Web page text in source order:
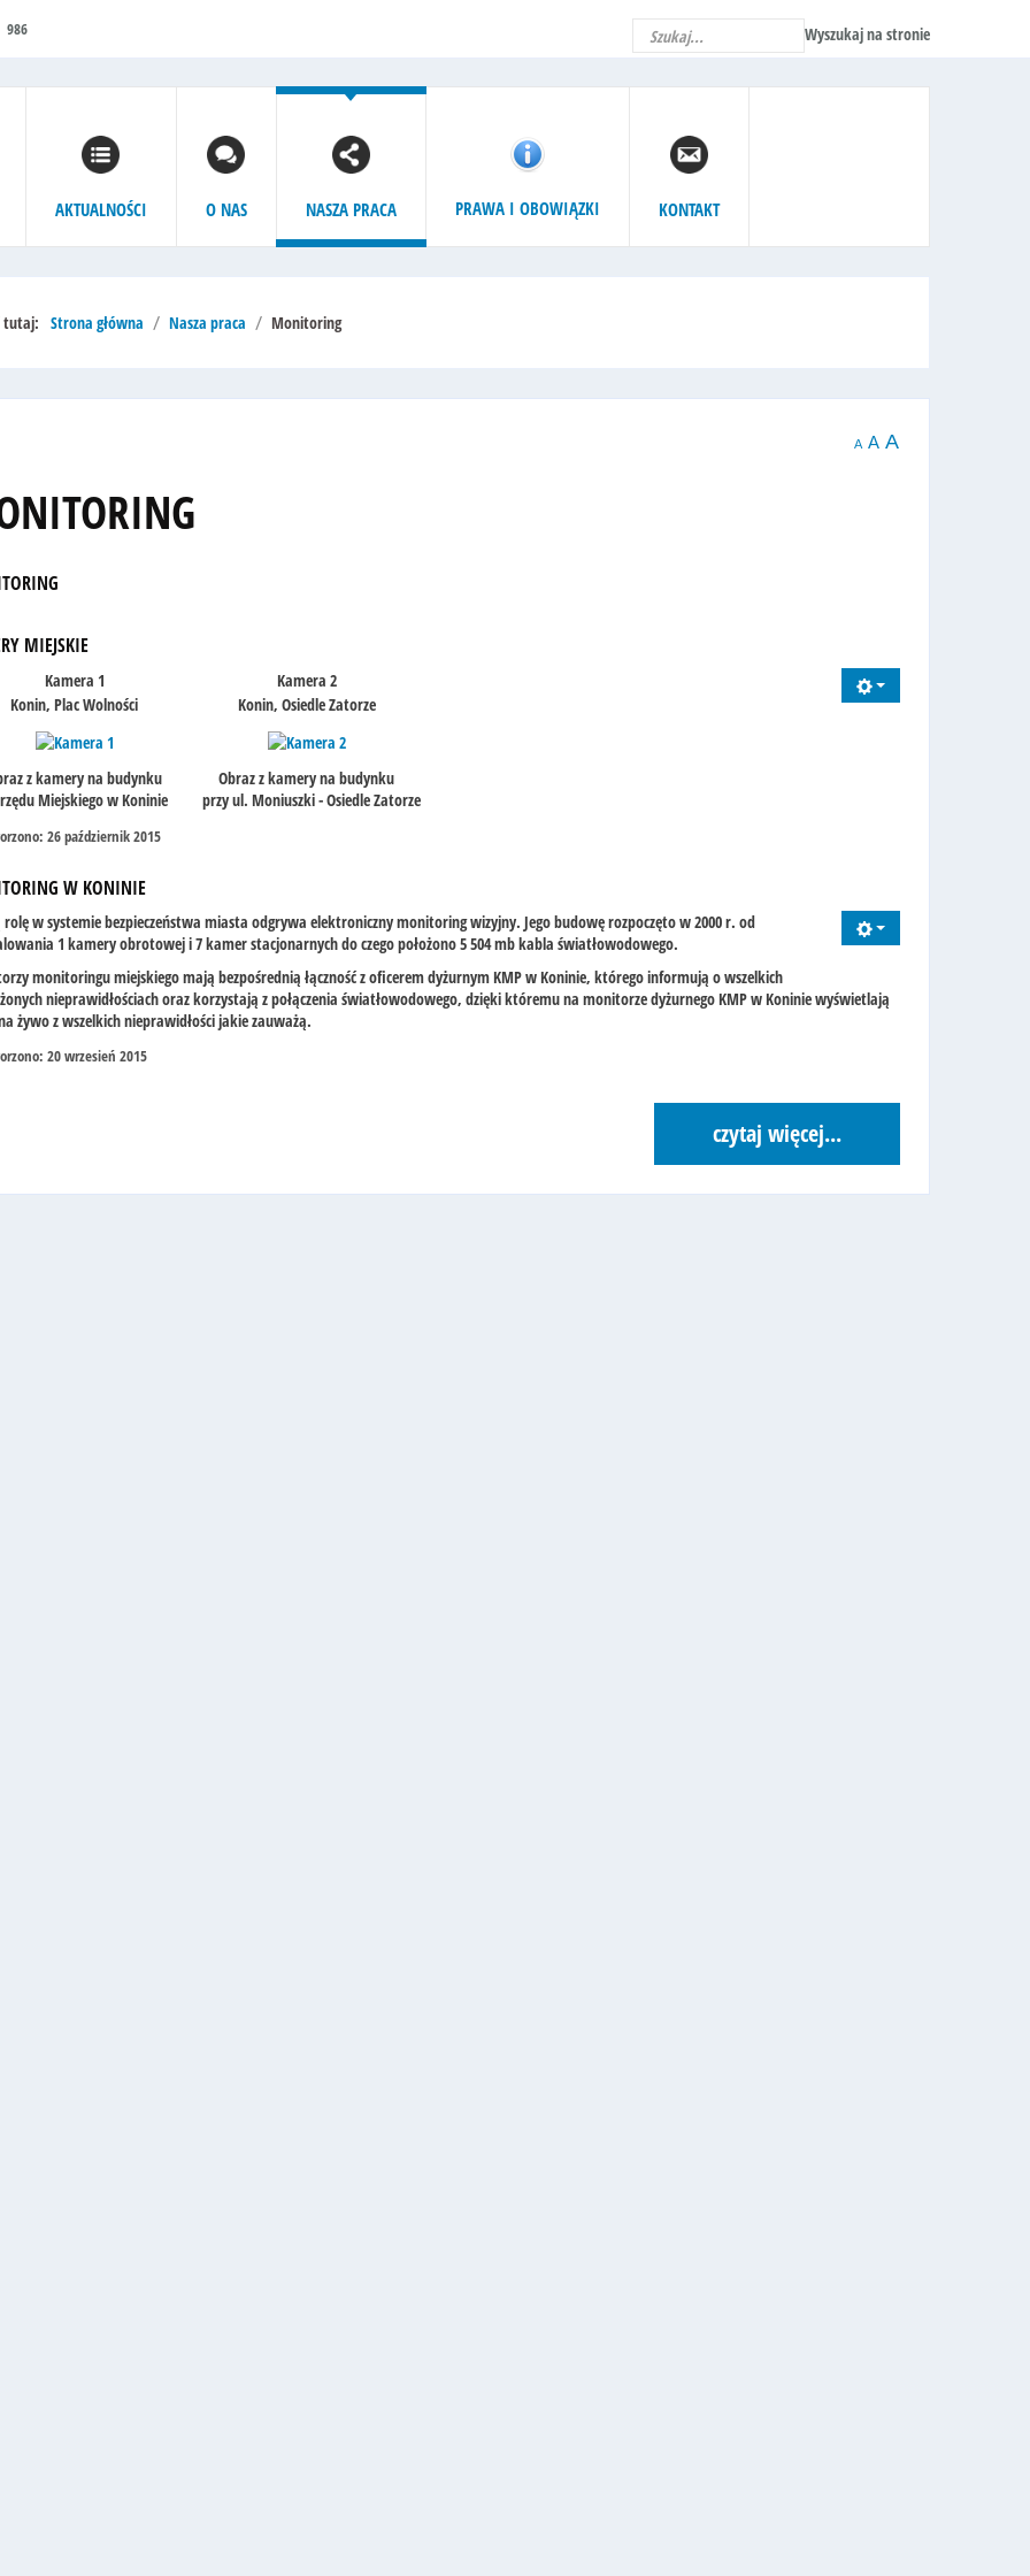
986 Wyszukaj na stronie
AKTUALNOŚCI O NAS NASZA PRACA PRAWA I OBOWIĄZKI KONTAKT
tutaj: Strona główna Nasza praca Monitoring
A A A
MIEJSKIE
Kamera 1
Kamera 2
Konin, Plac Wolności
Konin, Osiedle Zatorze
z kamery na budynku
Miejskiego w Koninie
Obraz z kamery na budynku
przy ul. Moniuszki - Osiedle Zatorze
26 październik 2015
W KONINIE
rolę w systemie bezpieczeństwa miasta odgrywa elektroniczny monitoring wizyjny. Jego budowę rozpoczęto w 2000 r. od
1 kamery obrotowej i 7 kamer stacjonarnych do czego położono 5 504 mb kabla światłowodowego.
monitoringu miejskiego mają bezpośrednią łączność z oficerem dyżurnym KMP w Koninie, którego informują o wszelkich
nieprawidłościach oraz korzystają z połączenia światłowodowego, dzięki któremu na monitorze dyżurnego KMP w Koninie wyświetlają
żywo z wszelkich nieprawidłości jakie zauważą.
20 wrzesień 2015
czytaj więcej...